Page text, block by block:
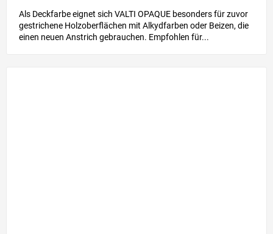
Als Deckfarbe eignet sich VALTI OPAQUE besonders für zuvor
gestrichene Holzoberflächen mit Alkydfarben oder Beizen, die
einen neuen Anstrich gebrauchen. Empfohlen für...